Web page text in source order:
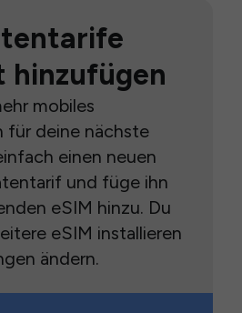
hinzufügen
mobiles
für deine nächste
einen neuen
und füge ihn
eSIM hinzu. Du
eSIM installieren
ändern.